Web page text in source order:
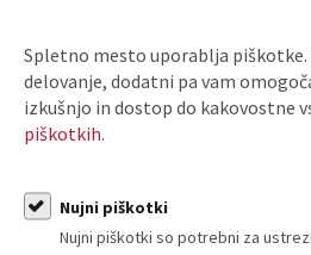
1. podjetje na TZS pošlje vlogo za
2. TZS na sedežu podjetja oz. v
kadrovskih in materialnih pogojev
3. TZS podjetju, v kolikor izpolnjuje
verifikaciji učnih mest
Spletno mesto uporablja piškotke.
delovanje, dodatni pa vam
izkušnjo in dostop do kakovostne
piškotkih.
Nujni piškotki
Nujni piškotki so potrebni za